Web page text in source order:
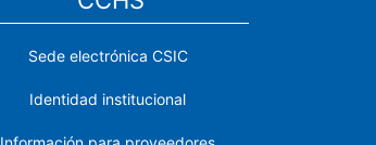
Sede electrónica CSIC
Identidad institucional